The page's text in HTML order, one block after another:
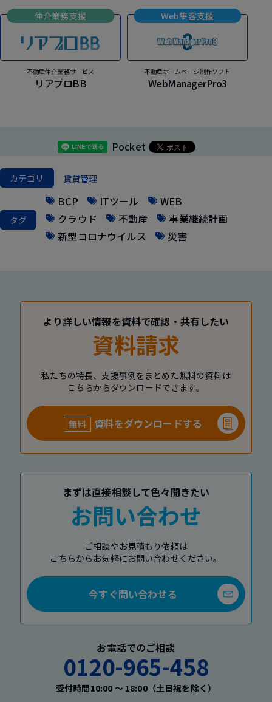
仲介業務支援
不動産仲介業務サービス
リアプロBB
Web集客支援
不動産ホームページ制作ソフト
WebManagerPro3
Pocket
カテゴリ 賃貸管理
タグ
BCP ITツール
WEB
クラウド
不動産
事業継続計画
新型コロナウイルス
災害
より詳しい情報を資料で確認・共有したい
資料請求
私たちの特長、支援事例をまとめた無料の資料は
こちらからダウンロードできます。
無料 資料をダウンロードする
まずは直接相談して色々聞きたい
お問い合わせ
ご相談やお見積もり依頼は
こちらからお気軽にお問い合わせください。
今すぐ問い合わせる
お電話でのご相談
0120-965-458
受付時間10:00 〜 18:00（土日祝を除く）